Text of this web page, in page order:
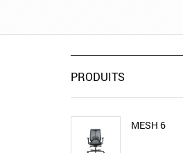
PRODUITS
MESH 6